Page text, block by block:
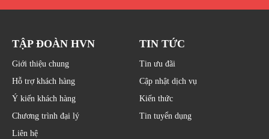
TẬP ĐOÀN HVN
Giới thiệu chung
Hỗ trợ khách hàng
Ý kiến khách hàng
Chương trình đại lý
Liên hệ
TIN TỨC
Tin ưu đãi
Cập nhật dịch vụ
Kiến thức
Tin tuyển dụng